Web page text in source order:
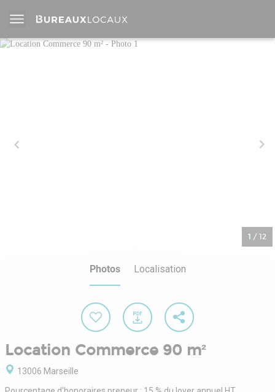
1 / 12
Photos Localisation
Location Commerce 90 m²
13006 Marseille